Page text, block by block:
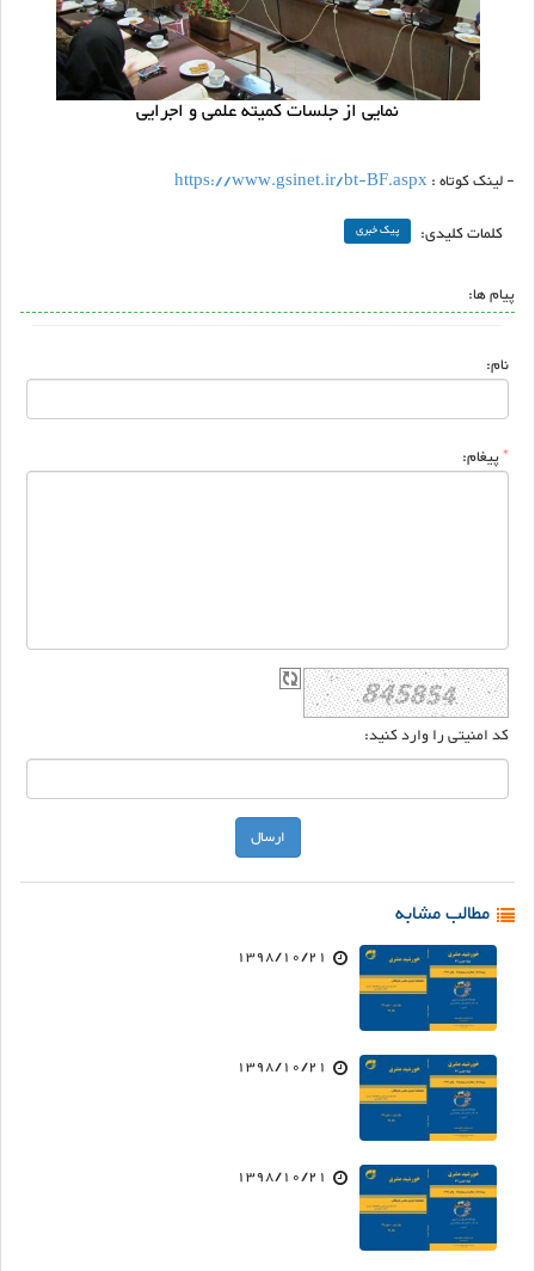
نمایی از جلسات کمیته علمی و اجرایی
- لینک کوتاه : https://www.gsinet.ir/bt-BF.aspx
کلمات کلیدی:
پیک خبری
پیام ها:
نام:
*پیغام:
کد امنیتی را وارد کنید:
مطالب مشابه
1398/10/21
1398/10/21
1398/10/21